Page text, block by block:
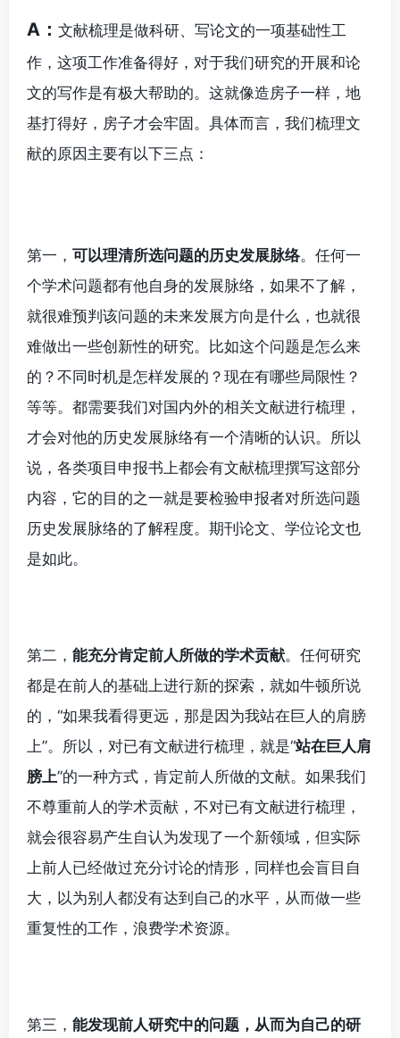
A： 文献梳理是做科研、写论文的一项基础性工
作，这项工作准备得好，对于我们研究的开展和论
文的写作是有极大帮助的。这就像造房子一样，地
基打得好，房子才会牢固。具体而言，我们梳理文
献的原因主要有以下三点：
第一， 可以理清所选问题的历史发展脉络。任何一
个学术问题都有他自身的发展脉络，如果不了解，
就很难预判该问题的未来发展方向是什么，也就很
难做出一些创新性的研究。比如这个问题是怎么来
的？不同时机是怎样发展的？现在有哪些局限性？
等等。都需要我们对国内外的相关文献进行梳理，
才会对他的历史发展脉络有一个清晰的认识。所以
说，各类项目申报书上都会有文献梳理撰写这部分
内容，它的目的之一就是要检验申报者对所选问题
历史发展脉络的了解程度。期刊论文、学位论文也
是如此。
第二， 能充分肯定前人所做的学术贡献。任何研究
都是在前人的基础上进行新的探索，就如牛顿所说
的，“如果我看得更远，那是因为我站在巨人的肩膀
上”。所以，对已有文献进行梳理，就是“站在巨人肩
膀上”的一种方式，肯定前人所做的文献。如果我们
不尊重前人的学术贡献，不对已有文献进行梳理，
就会很容易产生自认为发现了一个新领域，但实际
上前人已经做过充分讨论的情形，同样也会盲目自
大，以为别人都没有达到自己的水平，从而做一些
重复性的工作，浪费学术资源。
第三， 能发现前人研究中的问题，从而为自己的研